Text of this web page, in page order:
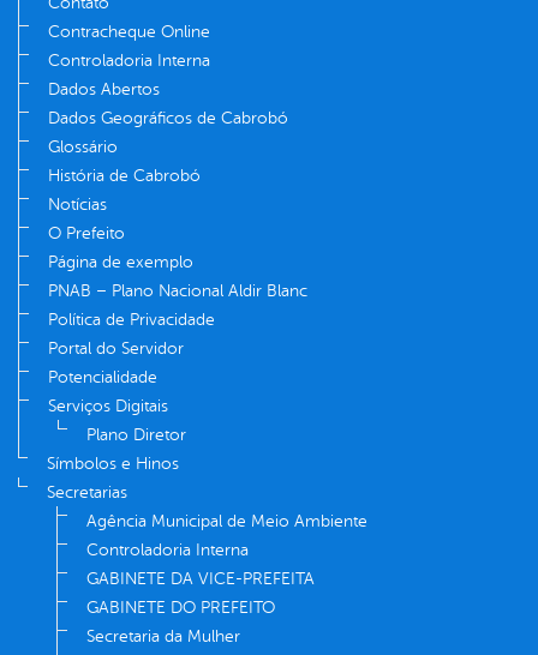
Contracheque Online
Controladoria Interna
Dados Abertos
Dados Geográficos de Cabrobó
Glossário
História de Cabrobó
Notícias
O Prefeito
Página de exemplo
PNAB – Plano Nacional Aldir Blanc
Política de Privacidade
Portal do Servidor
Potencialidade
Serviços Digitais
Plano Diretor
Símbolos e Hinos
Secretarias
Agência Municipal de Meio Ambiente
Controladoria Interna
GABINETE DA VICE-PREFEITA
GABINETE DO PREFEITO
Secretaria da Mulher